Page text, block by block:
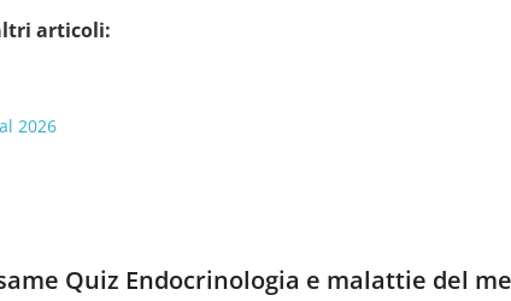
articoli:
2026
Quiz Endocrinologia e malattie del